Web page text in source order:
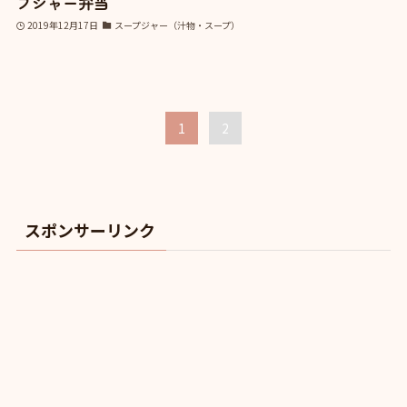
2019年12月17日 スープジャー（汁物・スープ）
1 2
スポンサーリンク